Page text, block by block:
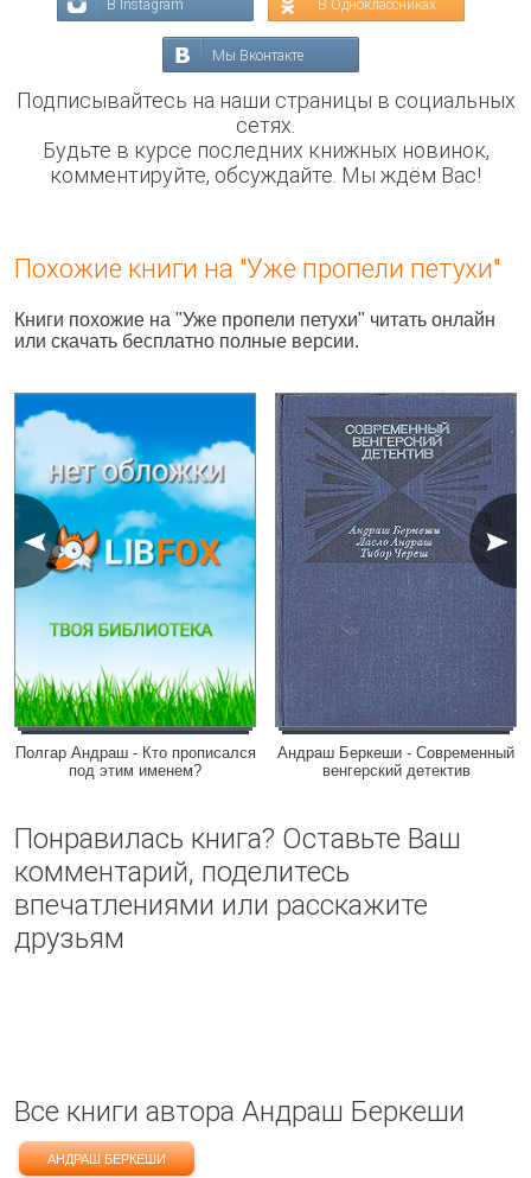
В Instagram В Одноклассниках
Мы Вконтакте
Подписывайтесь на наши страницы в социальных
сетях.
Будьте в курсе последних книжных новинок,
комментируйте, обсуждайте. Мы ждём Вас!
Похожие книги на "Уже пропели петухи"
Книги похожие на "Уже пропели петухи" читать онлайн
или скачать бесплатно полные версии.
Полгар Андраш - Кто прописался
под этим именем?
Андраш Беркеши - Современный
венгерский детектив
Понравилась книга? Оставьте Ваш
комментарий, поделитесь
впечатлениями или расскажите
друзьям
Все книги автора Андраш Беркеши
АНДРАШ БЕРКЕШИ